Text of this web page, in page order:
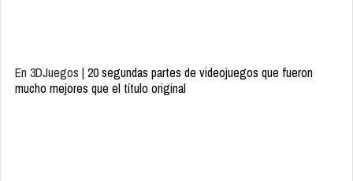
En 3DJuegos | 20 segundas partes de videojuegos que fueron
mucho mejores que el título original